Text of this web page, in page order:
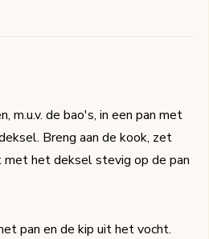
m.u.v. de bao's, in een pan met
Breng aan de kook, zet
met het deksel stevig op de pan
pan en de kip uit het vocht.